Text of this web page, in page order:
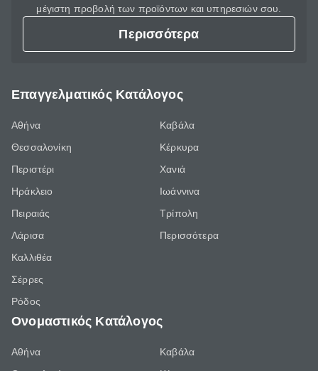
μέγιστη προβολή των προϊόντων και υπηρεσιών σου.
Περισσότερα
Επαγγελματικός Κατάλογος
Αθήνα
Θεσσαλονίκη
Περιστέρι
Ηράκλειο
Πειραιάς
Λάρισα
Καλλιθέα
Σέρρες
Ρόδος
Καβάλα
Κέρκυρα
Χανιά
Ιωάννινα
Τρίπολη
Περισσότερα
Ονομαστικός Κατάλογος
Αθήνα
Καβάλα